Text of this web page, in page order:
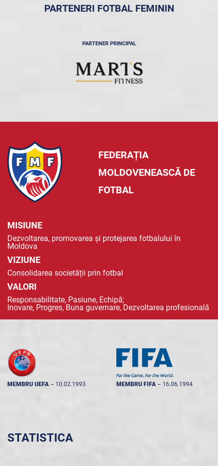
PARTENERI FOTBAL FEMININ
PARTENER PRINCIPAL
FEDERAȚIA
MOLDOVENEASCĂ DE
FOTBAL
MISIUNE
Dezvoltarea, promovarea și protejarea fotbalului în
Moldova
VIZIUNE
Consolidarea societății prin fotbal
VALORI
Responsabilitate, Pasiune, Echipă;
Inovare, Progres, Buna guvernare, Dezvoltarea profesională
MEMBRU UEFA -- 10.02.1993 MEMBRU FIFA -- 16.06.1994
STATISTICA